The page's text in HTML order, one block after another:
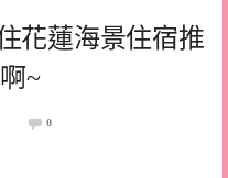
花蓮海景住宿推
~
0